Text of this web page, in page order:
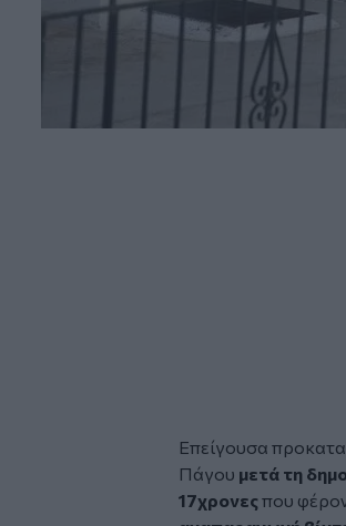
Επείγουσα
Πάγου μετά τη
17χρονεςπου